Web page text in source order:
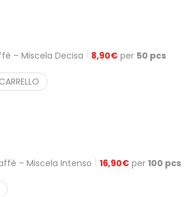
– Miscela Decisa 8,90€ per 50 pcs
– Miscela Intenso 16,90€ per 100 pcs